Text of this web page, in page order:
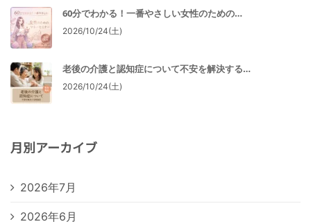
60分でわかる！一番やさしい女性のための…
2026/10/24(土)
老後の介護と認知症について不安を解決する…
2026/10/24(土)
月別アーカイブ
2026年7月
2026年6月